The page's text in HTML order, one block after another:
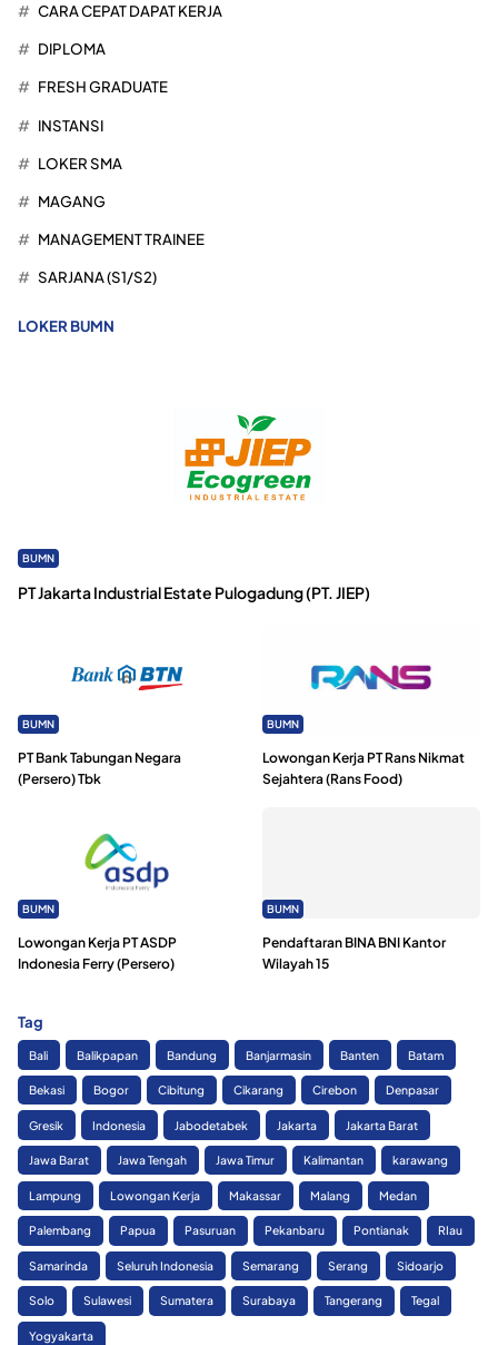
CARA CEPAT DAPAT KERJA
DIPLOMA
FRESH GRADUATE
INSTANSI
LOKER SMA
MAGANG
MANAGEMENT TRAINEE
SARJANA (S1/S2)
LOKER BUMN
BUMN
PT Jakarta Industrial Estate Pulogadung (PT. JIEP)
BUMN
PT Bank Tabungan Negara
(Persero) Tbk
BUMN
Lowongan Kerja PT Rans Nikmat
Sejahtera (Rans Food)
BUMN
Lowongan Kerja PT ASDP
Indonesia Ferry (Persero)
BUMN
Pendaftaran BINA BNI Kantor
Wilayah 15
Tag
Bali Balikpapan Bandung Banjarmasin Banten Batam
Bekasi Bogor Cibitung Cikarang Cirebon Denpasar
Gresik Indonesia Jabodetabek Jakarta Jakarta Barat
Jawa Barat Jawa Tengah Jawa Timur Kalimantan karawang
Lampung Lowongan Kerja Makassar Malang Medan
Palembang Papua Pasuruan Pekanbaru Pontianak RIau
Samarinda Seluruh Indonesia Semarang Serang Sidoarjo
Solo Sulawesi Sumatera Surabaya Tangerang Tegal
Yogyakarta